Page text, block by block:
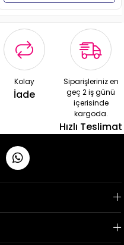
Kolay
İade
Siparişleriniz en
geç 2 iş günü
içerisinde
kargoda.
Hızlı Teslimat